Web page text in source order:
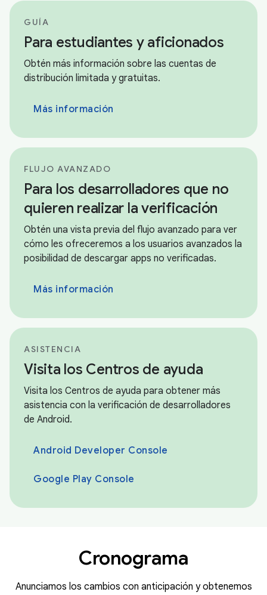
GUÍA
Para estudiantes y aficionados
Obtén más información sobre las cuentas de
distribución limitada y gratuitas.
Más información
FLUJO AVANZADO
Para los desarrolladores que no
quieren realizar la verificación
Obtén una vista previa del flujo avanzado para ver
cómo les ofreceremos a los usuarios avanzados la
posibilidad de descargar apps no verificadas.
Más información
ASISTENCIA
Visita los Centros de ayuda
Visita los Centros de ayuda para obtener más
asistencia con la verificación de desarrolladores
de Android.
Android Developer Console
Google Play Console
Cronograma
Anunciamos los cambios con anticipación y obtenemos